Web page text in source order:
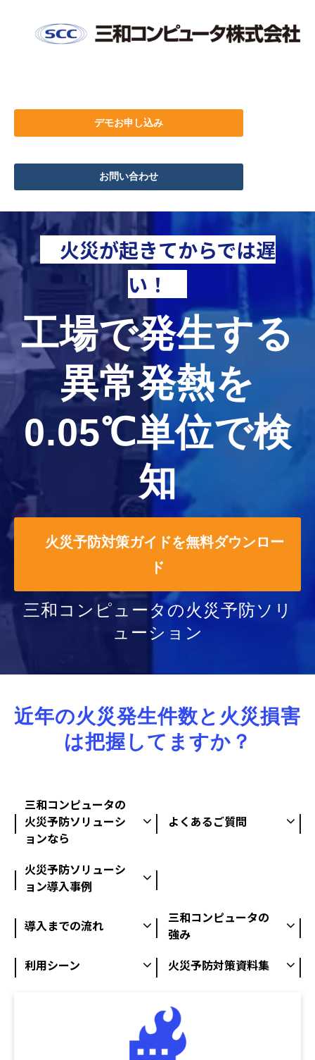
デモお申し込み
お問い合わせ
火災が起きてからでは遅
い！
工場で発生する
異常発熱を
0.05℃単位で検
知
火災予防対策ガイドを無料ダウンロー
ド
三和コンピュータの火災予防ソリ
ューション
近年の火災発生件数と火災損害
は把握してますか？
三和コンピュータの
火災予防ソリューシ
ョンなら
よくあるご質問
火災予防ソリューシ
ョン導入事例
導入までの流れ
三和コンピュータの
強み
利用シーン
火災予防対策資料集